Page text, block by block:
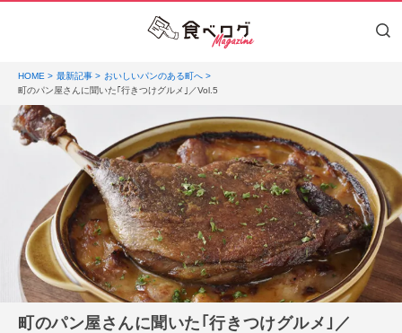
HOME 最新記事
おいしいパンのある町へ
町のパン屋さんに聞いた｢行きつけグルメ｣／Vol.5
町のパン屋さんに聞いた｢行きつけグルメ｣／